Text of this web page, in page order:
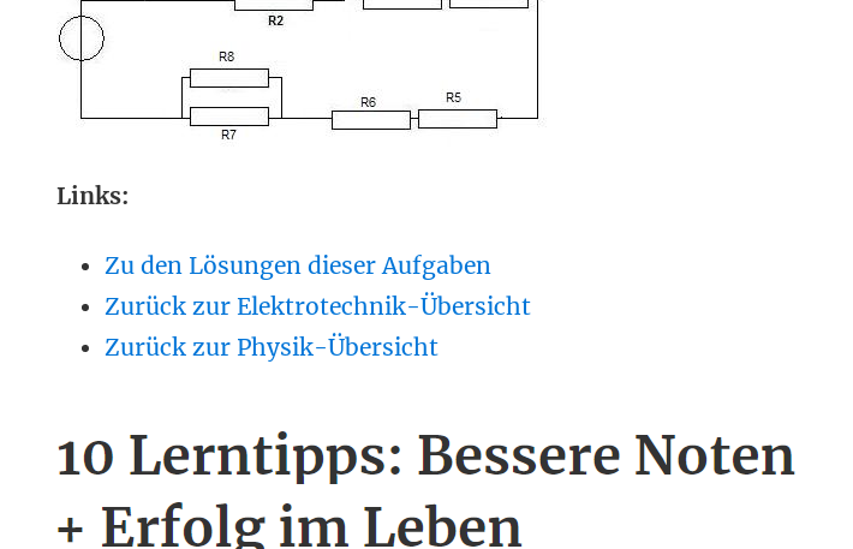
Links:
Zu den Lösungen dieser Aufgaben
Zurück zur Elektrotechnik-Übersicht
Zurück zur Physik-Übersicht